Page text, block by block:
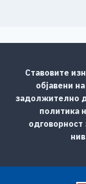
Ставовите
објавени
задолжително
политика
одговорност